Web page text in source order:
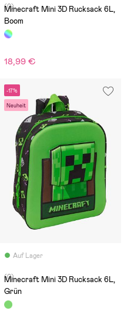
(0)
Minecraft Mini 3D Rucksack 6L,
Boom
18,99 €
-17%
Neuheit
Auf Lager
(0)
Minecraft Mini 3D Rucksack 6L,
Grün